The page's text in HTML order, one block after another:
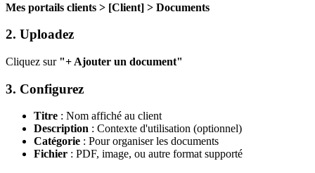
Mes portails clients > [Client] > Documents
2. Uploadez
Cliquez sur "+ Ajouter un document"
3. Configurez
Titre : Nom affiché au client
Description : Contexte d'utilisation (optionnel)
Catégorie : Pour organiser les documents
Fichier : PDF, image, ou autre format supporté